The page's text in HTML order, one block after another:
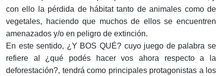
con ello la pérdida de hábitat tanto de animales como de
vegetales, haciendo que muchos de ellos se encuentren
amenazados y/o en peligro de extinción.
En este sentido, ¿Y BOS QUÉ? cuyo juego de palabra se
refiere al ¿qué podés hacer vos ahora respecto a la
deforestación?, tendrá como principales protagonistas a los